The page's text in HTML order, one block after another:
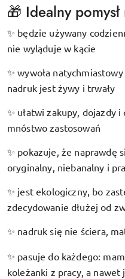
🎁 Idealny
✨ będzie używany
nie wyląduje w kącie
✨ wywoła
nadruk jest żywy i trwały
✨ ułatwi zakupy, dojazdy
mnóstwo zastosowań
✨ pokazuje, że naprawdę
oryginalny, niebanalny i
✨ jest ekologiczny, bo
zdecydowanie dłużej od
✨ nadruk się nie ściera,
✨ pasuje do każdego:
koleżanki z pracy, a